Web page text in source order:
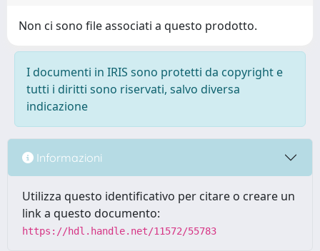
Non ci sono file associati a questo prodotto.
I documenti in IRIS sono protetti da copyright e
tutti i diritti sono riservati, salvo diversa
indicazione
Informazioni
Utilizza questo identificativo per citare o creare un
link a questo documento:
https://hdl.handle.net/11572/55783